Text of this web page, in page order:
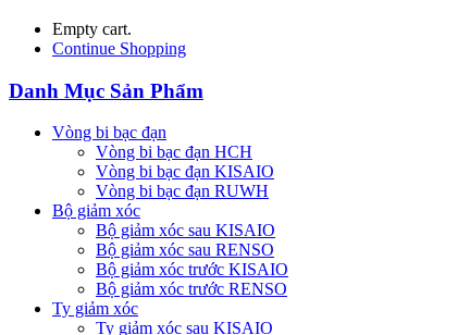
Empty cart.
Continue Shopping
Danh Mục Sản Phẩm
Vòng bi bạc đạn
Vòng bi bạc đạn HCH
Vòng bi bạc đạn KISAIO
Vòng bi bạc đạn RUWH
Bộ giảm xóc
Bộ giảm xóc sau KISAIO
Bộ giảm xóc sau RENSO
Bộ giảm xóc trước KISAIO
Bộ giảm xóc trước RENSO
Ty giảm xóc
Ty giảm xóc sau KISAIO